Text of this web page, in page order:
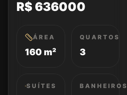
R$ 636000
ÁREA
160 m²
QUARTOS
3
SUÍTES BANHEIROS